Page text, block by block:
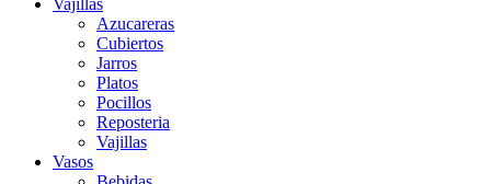
Vajillas
Azucareras
Cubiertos
Jarros
Platos
Pocillos
Reposteria
Vajillas
Vasos